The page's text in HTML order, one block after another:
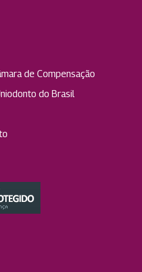
de Compensação
do Brasil